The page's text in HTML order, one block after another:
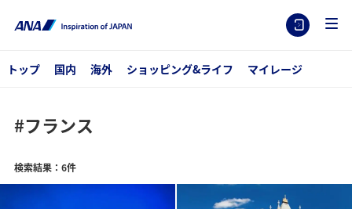
トップ 国内 海外 ショッピング&ライフ マイレージ
#フランス
検索結果：6件